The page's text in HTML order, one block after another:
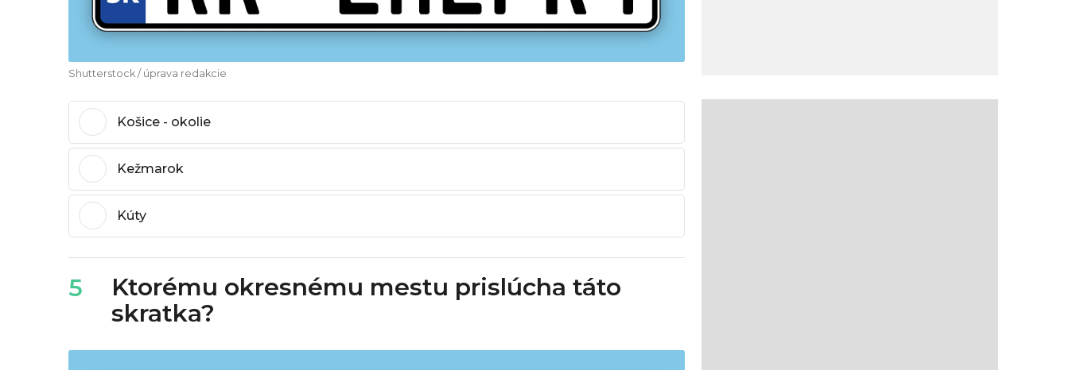
Shutterstock / úprava redakcie
Košice - okolie
Kežmarok
Kúty
5
Ktorému okresnému mestu prislúcha táto
skratka?